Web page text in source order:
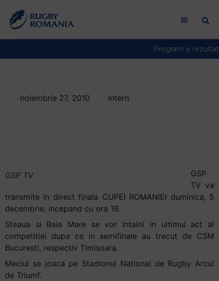
noiembrie 27, 2010 Intern
GSP TV
GSP
TV va
transmite in direct finala CUPEI ROMANIEI duminica, 5
decembrie, incepand cu ora 16.
Steaua si Baia Mare se vor intalni in ultimul act al
competitiei dupa ce in semifinale au trecut de CSM
Bucuresti, respectiv Timisoara.
Meciul se joaca pe Stadionul National de Rugby Arcul
de Triumf.